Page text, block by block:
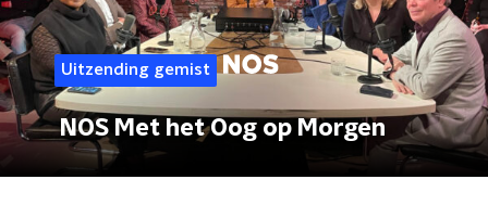
Uitzending gemist
NOS Met het Oog op Morgen